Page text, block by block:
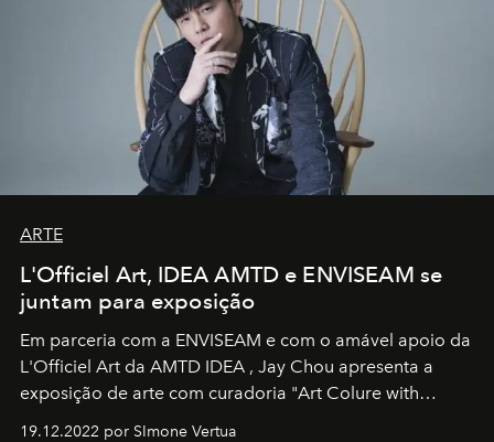
ARTE
L'Officiel Art, IDEA AMTD e ENVISEAM se
juntam para exposição
Em parceria com a ENVISEAM e com o amável apoio da
L'Officiel Art da AMTD IDEA , Jay Chou apresenta a
exposição de arte com curadoria "Art Colure with
19.12.2022 por SImone Vertua